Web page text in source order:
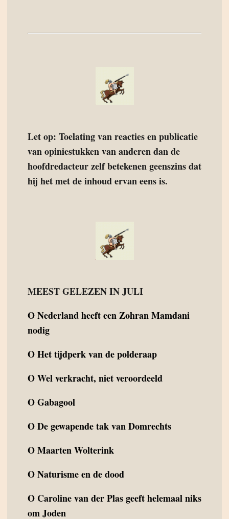
Let op: Toelating van reacties en publicatie
van opiniestukken van anderen dan de
hoofdredacteur zelf betekenen geenszins dat
hij het met de inhoud ervan eens is.
MEEST GELEZEN IN JULI
ONederland heeft een Zohran Mamdani
nodig
OHet tijdperk van de polderaap
OWel verkracht, niet veroordeeld
OGabagool
ODe gewapende tak van Domrechts
OMaarten Wolterink
ONaturisme en de dood
O Caroline van der Plas geeft helemaal niks
om Joden